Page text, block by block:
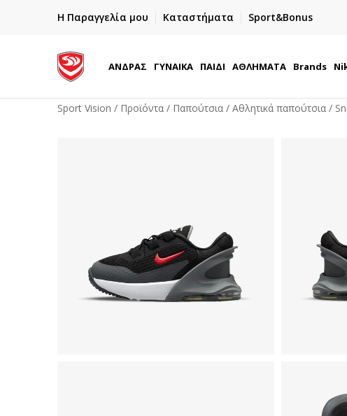
Η Παραγγελία μου Καταστήματα Sport&Bonus
ΓΡΗΓΟΡΟΤΕΡΗ ΠΑΡΑΔΟΣΗ ΜΕ BOX NOW
Παραλαβή 24/7
ΑΝΔΡΑΣ ΓΥΝΑΙΚΑ ΠΑΙΔΙ ΑΘΛΗΜΑΤΑ Brands
Sport Vision Προϊόντα Παπούτσια Αθλητικά παπούτσια